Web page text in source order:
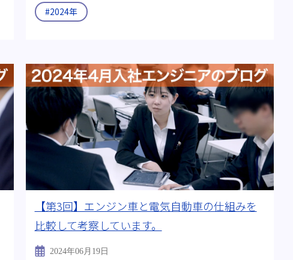
#2024年
【第3回】エンジン車と電気自動車の仕組みを
比較して考察しています。
2024年06月19日